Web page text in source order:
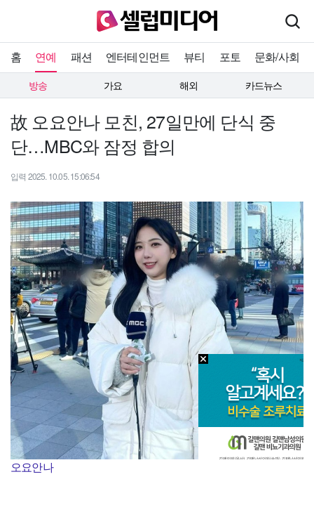
홈 연예 패션 엔터테인먼트 뷰티 포토 문화/사회
방송 가요 해외 카드뉴스
故 오요안나 모친, 27일만에 단식 중
단…MBC와 잠정 합의
입력 2025. 10.05. 15:06:54
오요안나